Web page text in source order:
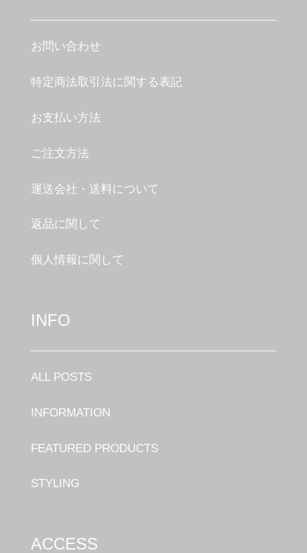
お問い合わせ
特定商法取引法に関する表記
お支払い方法
ご注文方法
運送会社・送料について
返品に関して
個人情報に関して
INFO
ALL POSTS
INFORMATION
FEATURED PRODUCTS
STYLING
ACCESS